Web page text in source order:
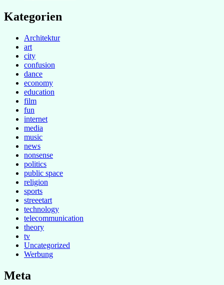
Kategorien
Architektur
art
city
confusion
dance
economy
education
film
fun
internet
media
music
news
nonsense
politics
public space
religion
sports
streeetart
technology
telecommunication
theory
tv
Uncategorized
Werbung
Meta